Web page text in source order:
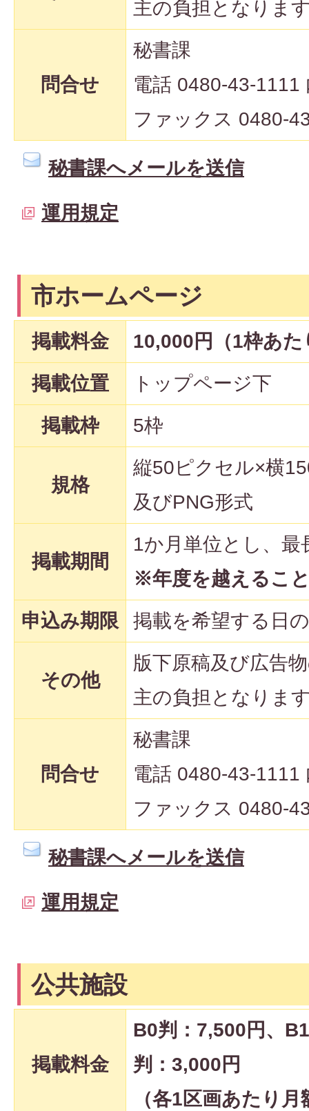
主の負担となりま
問合せ
秘書課
電話 0480-43-1111
ファックス 0480-
秘書課へメールを送信
運用規定
市ホームページ
掲載料金
10,000円（1枠あた
掲載位置
トップページ下
掲載枠
5枠
規格
縦50ピクセル×横
及びPNG形式
掲載期間
1か月単位とし、最
※年度を越えるこ
申込み期限
掲載を希望する日
その他
版下原稿及び広告
主の負担となりま
問合せ
秘書課
電話 0480-43-1111
ファックス 0480-
秘書課へメールを送信
運用規定
公共施設
掲載料金
B0判：7,500円、
判：3,000円
（各1区画あたり月